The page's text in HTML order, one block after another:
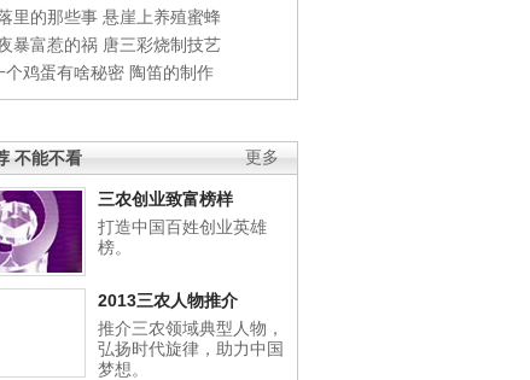
里的那些事 悬崖上养殖蜜蜂
暴富惹的祸 唐三彩烧制技艺
个鸡蛋有啥秘密 陶笛的制作
更多
不能不看
三农创业致富榜样
打造中国百姓创业英雄
榜。
2013三农人物推介
推介三农领域典型人物，
弘扬时代旋律，助力中国
梦想。